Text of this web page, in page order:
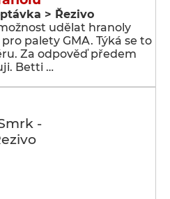
> Řezivo
udělat hranoly
palety GMA. Týká se to
Za odpověď předem
Betti …